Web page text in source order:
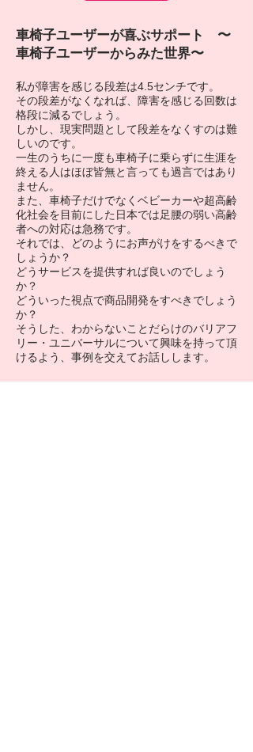
車椅子ユーザーが喜ぶサポート 〜
車椅子ユーザーからみた世界〜
私が障害を感じる段差は4.5センチです。
その段差がなくなれば、障害を感じる回数は
格段に減るでしょう。
しかし、現実問題として段差をなくすのは難
しいのです。
一生のうちに一度も車椅子に乗らずに生涯を
終える人はほぼ皆無と言っても過言ではあり
ません。
また、車椅子だけでなくベビーカーや超高齢
化社会を目前にした日本では足腰の弱い高齢
者への対応は急務です。
それでは、どのようにお声がけをするべきで
しょうか？
どうサービスを提供すれば良いのでしょう
か？
どういった視点で商品開発をすべきでしょう
か？
そうした、わからないことだらけのバリアフ
リー・ユニバーサルについて興味を持って頂
けるよう、事例を交えてお話しします。